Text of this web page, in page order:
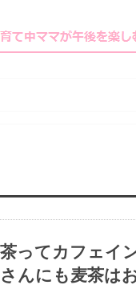
ってカフェイ
んにも麦茶は